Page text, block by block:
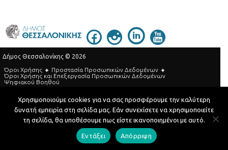
Δήμος Θεσσαλονίκης © 2026
Όροι Χρήσης
Προστασία Προσωπικών Δεδομένων
Όροι Xρήσης και Eπεξεργασία Προσωπικών Δεδομένων
Ψηφιακού Βοηθού
Τηλεφωνικός Κατάλογος
Developed by MyCompany Projects
Χρησιμοποιούμε cookies για να σας προσφέρουμε την καλύτερη
δυνατή εμπειρία στη σελίδα μας. Εάν συνεχίσετε να χρησιμοποιείτε
τη σελίδα, θα υποθέσουμε πως είστε ικανοποιημένοι με αυτό.
Εντάξει Απόρριψη